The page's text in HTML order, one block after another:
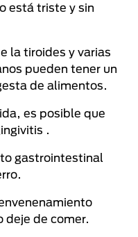
está triste y sin
la tiroides y varias
pueden tener un
de alimentos.
es posible que
.
gastrointestinal
deje de comer.